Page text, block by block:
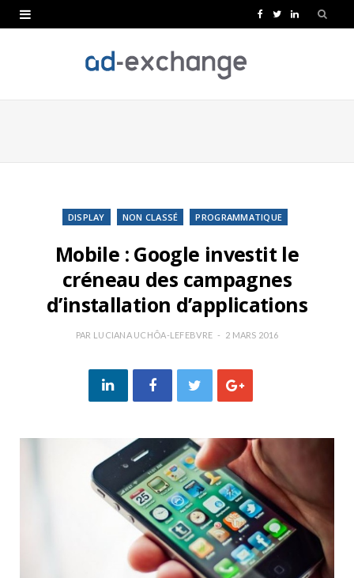
e
k
T
t
L
k
DISPLAY NON CLASSÉ PROGRAMMATIQUE
Mobile : Google investit le
créneau des campagnes
d’installation d’applications
PAR LUCIANA UCHÔA-LEFEBVRE 2 MARS 2016